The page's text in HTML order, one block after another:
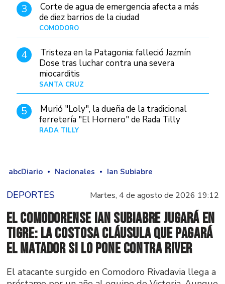
3
Corte de agua de emergencia afecta a más
de diez barrios de la ciudad
COMODORO
4
Tristeza en la Patagonia: falleció Jazmín
Dose tras luchar contra una severa
miocarditis
SANTA CRUZ
5
Murió "Loly", la dueña de la tradicional
ferretería "El Hornero" de Rada Tilly
RADA TILLY
abcDiario Nacionales Ian Subiabre
DEPORTES Martes, 4 de agosto de 2026 19:12
El comodorense Ian Subiabre jugará en
Tigre: la costosa cláusula que pagará
el Matador si lo pone contra River
El atacante surgido en Comodoro Rivadavia llega a